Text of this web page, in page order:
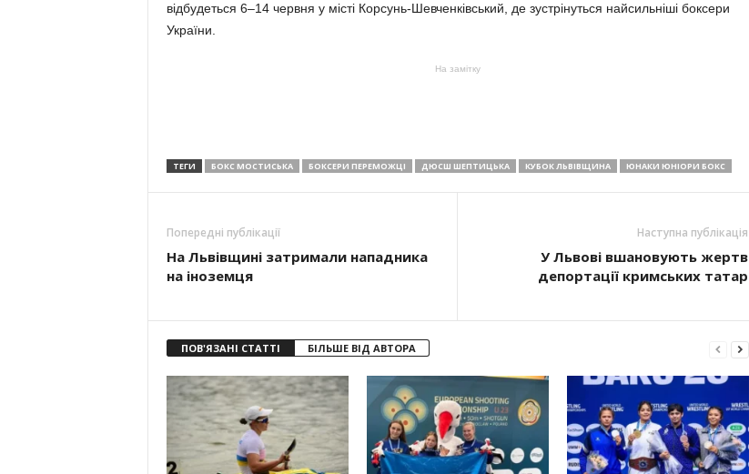
відбудеться 6–14 червня у місті Корсунь-Шевченківський, де зустрінуться найсильніші боксери
України.
На замітку
ТЕГИ БОКС МОСТИСЬКА БОКСЕРИ ПЕРЕМОЖЦІ ДЮСШ ШЕПТИЦЬКА КУБОК ЛЬВІВЩИНА ЮНАКИ ЮНІОРИ БОКС
Попередні публікації
На Львівщині затримали нападника
на іноземця
Наступна публікація
У Львові вшановують жертв
депортації кримських татар
ПОВ'ЯЗАНІ СТАТТІ БІЛЬШЕ ВІД АВТОРА